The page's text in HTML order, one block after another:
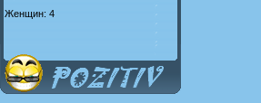
Женщин: 4